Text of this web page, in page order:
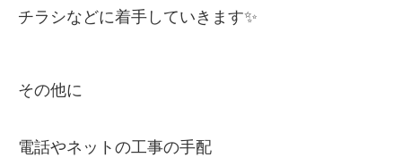
チラシなどに着手していきます✨
その他に
電話やネットの工事の手配